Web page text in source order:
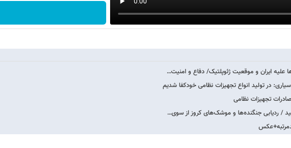
علیه ایران و موقعیت ژئوپلتیک/ دفاع و امنیت…
در تولید انواع تجهیزات نظامی خودکفا شدیم
صادرات تجهیزات نظامی
/ ردیابی جنگنده‌ها و موشک‌های کروز از سوی…